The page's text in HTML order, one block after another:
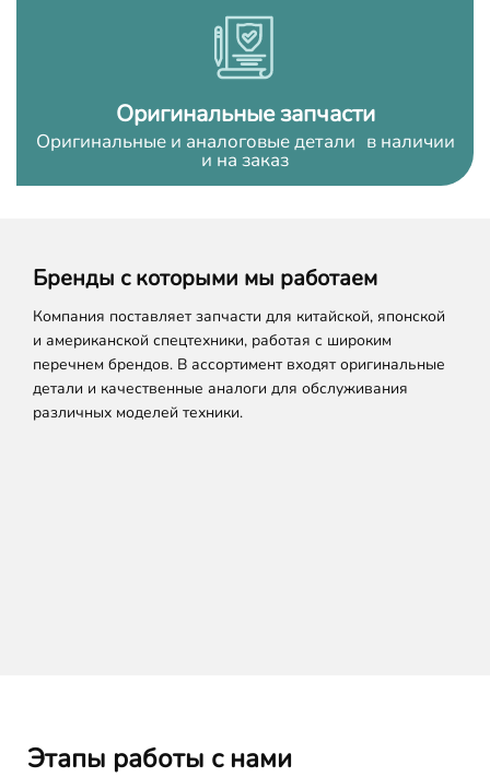
Оригинальные запчасти
Оригинальные и аналоговые детали в наличии
и на заказ
Бренды с которыми мы работаем
Компания поставляет запчасти для китайской, японской
и американской спецтехники, работая с широким
перечнем брендов. В ассортимент входят оригинальные
детали и качественные аналоги для обслуживания
различных моделей техники.
Этапы работы с нами